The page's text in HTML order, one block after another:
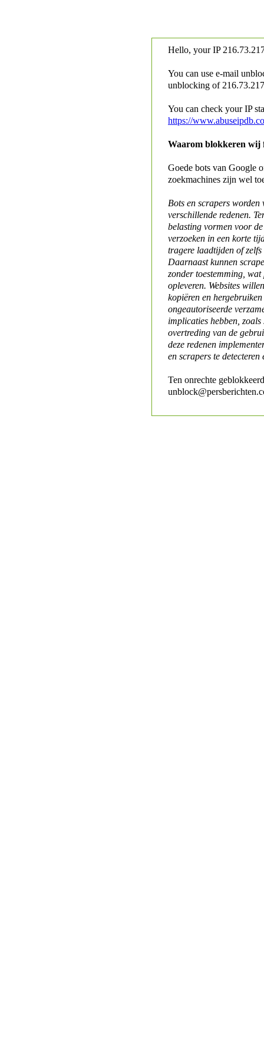
Hello, your IP
You can use e-mail
unblocking of
You can check your IP
https://
Waarom blokkeren wij
Goede bots van Google
zoekmachines zijn wel
Bots en scrapers worden
verschillende redenen.
belasting vormen voor
verzoeken in een korte
tragere laadtijden of
Daarnaast kunnen
zonder toestemming,
opleveren. Websites
kopiëren en
ongeautoriseerde
implicaties hebben,
overtreding van de
deze redenen
en scrapers te detecteren
Ten onrechte